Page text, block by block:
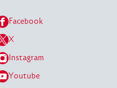
Facebook
X
Instagram
Youtube